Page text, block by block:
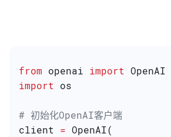
from openai import OpenAI
import os
# 初始化OpenAI客户端
client = OpenAI(